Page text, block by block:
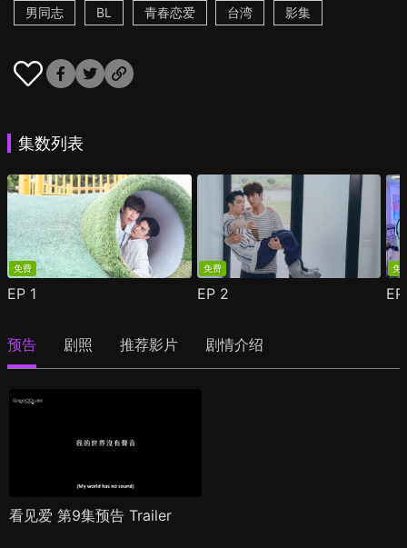
男同志
BL 青春恋爱 台湾 影集
集数列表
免费
EP 1
免费
EP 2
免
预告 剧照 推荐影片 剧情介绍
看见爱 第9集预告 Trailer